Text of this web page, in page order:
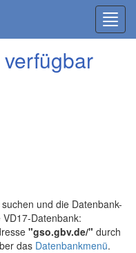
und die Datenbank-
Datenbank:
"gso.gbv.de/" durch
das Datenbankmenü.